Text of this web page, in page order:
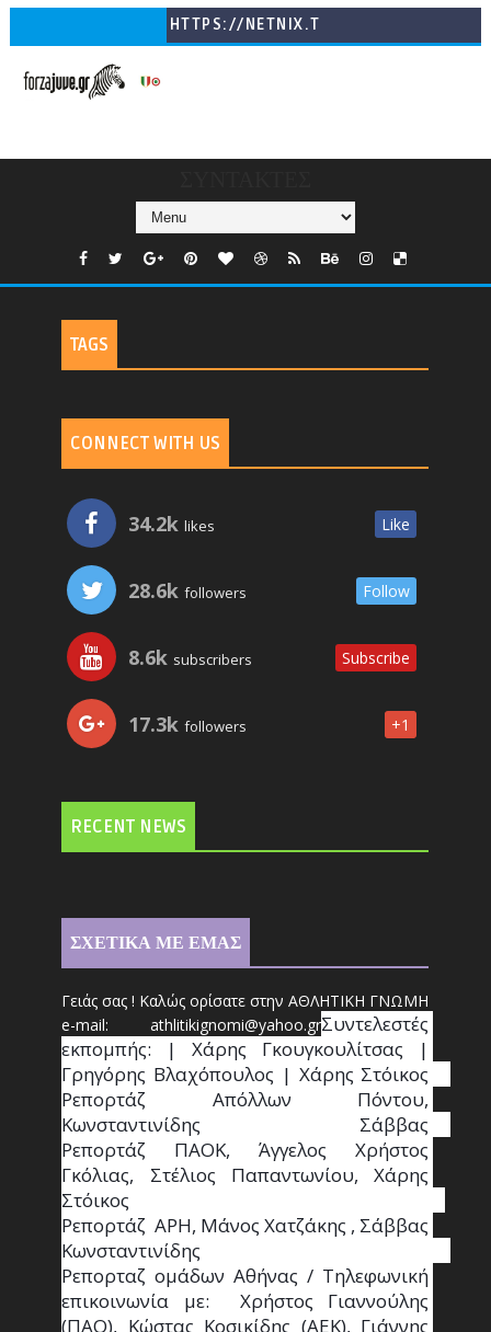
HTTPS://NETNIX.T
TAGS
CONNECT WITH US
34.2k likes Like
28.6k followers Follow
8.6k subscribers Subscribe
17.3k followers +1
RECENT NEWS
ΣΧΕΤΙΚΑ ΜΕ ΕΜΑΣ
Γειάς σας ! Καλώς ορίσατε στην ΑΘΛΗΤΙΚΗ ΓΝΩΜΗ
e-mail: athlitikignomi@yahoo.grΣυντελεστές
εκπομπής: | Χάρης Γκουγκουλίτσας |
Γρηγόρης Βλαχόπουλος | Χάρης Στόικος
Ρεπορτάζ Απόλλων Πόντου,
Κωνσταντινίδης   Σάββας
Ρεπορτάζ ΠΑΟΚ, Άγγελος Χρήστος
Γκόλιας, Στέλιος Παπαντωνίου, Χάρης
Στόικος
Ρεπορτάζ  ΑΡΗ, Μάνος Χατζάκης , Σάββας
Κωνσταντινίδης
Ρεπορταζ ομάδων Αθήνας / Τηλεφωνική
επικοινωνία με:  Χρήστος Γιαννούλης
(ΠΑΟ), Κώστας Κοσικίδης (ΑΕΚ), Γιάννης